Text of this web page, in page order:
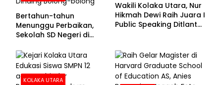
Bertahun-tahun
Menunggu Perbaikan,
Sekolah SD Negeri di
Beralas Tanah dan
Dinding Bolong-bolong
Wakili Kolaka Utara, Nur
Hikmah Dewi Raih Juara I
Public Speaking Ditlantas
Bhayangkara ke-80
KOLAKA UTARA